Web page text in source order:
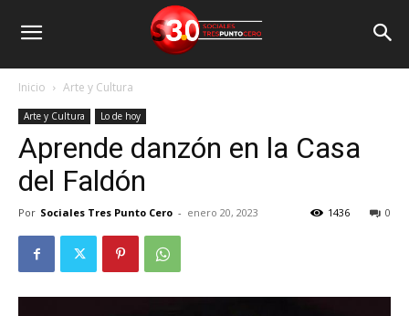
Inicio Arte y Cultura
Arte y Cultura Lo de hoy
Aprende danzón en la Casa
del Faldón
Por Sociales Tres Punto Cero - enero 20, 2023 0
1436